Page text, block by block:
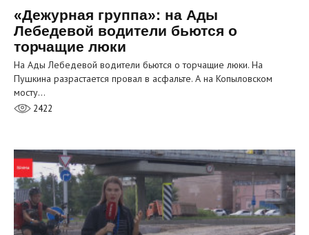
«Дежурная группа»: на Ады
Лебедевой водители бьются о
торчащие люки
На Ады Лебедевой водители бьются о торчащие люки. На
Пушкина разрастается провал в асфальте. А на Копыловском
мосту…
2422